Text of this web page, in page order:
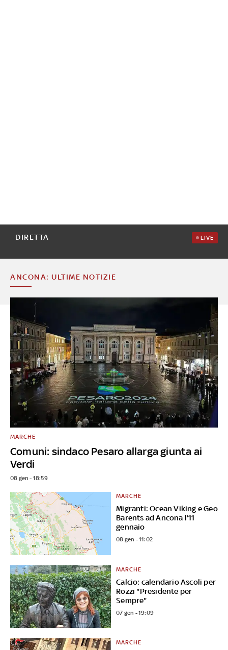
DIRETTA LIVE
ANCONA: ULTIME NOTIZIE
Comuni: sindaco Pesaro allarga giunta ai
Verdi
MARCHE
08 gen - 18:59
Migranti: Ocean Viking e Geo
Barents ad Ancona l'11
gennaio
MARCHE
08 gen - 11:02
Calcio: calendario Ascoli per
Rozzi "Presidente per
Sempre"
MARCHE
07 gen - 19:09
MARCHE